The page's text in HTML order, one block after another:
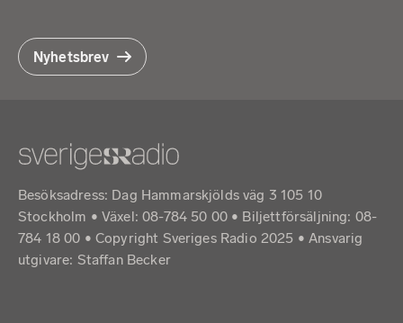
Nyhetsbrev
Besöksadress: Dag Hammarskjölds väg 3 105 10
Stockholm • Växel: 08-784 50 00 • Biljettförsäljning: 08-
784 18 00 • Copyright Sveriges Radio 2025 •Ansvarig
utgivare: Staffan Becker